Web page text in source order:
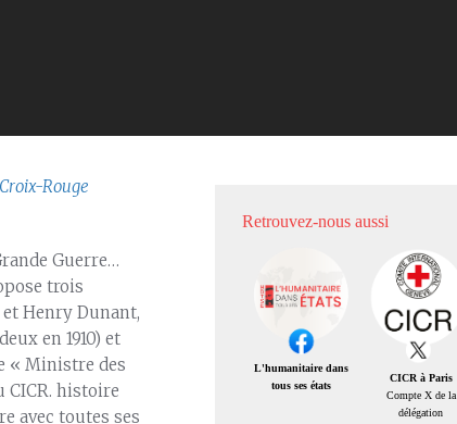
Rouge
Guerre…
trois
Henry Dunant,
en 1910) et
« Ministre des
CICR. histoire
avec toutes ses
Retrouvez-nous aussi
L'humanitaire dans
tous ses états
CICR à Paris
Compte X de la
délégation